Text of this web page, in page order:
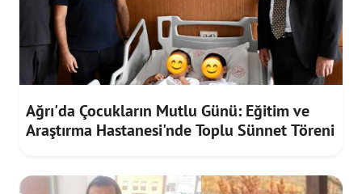
Ağrı'da Çocukların Mutlu Günü: Eğitim ve
Araştırma Hastanesi'nde Toplu Sünnet Töreni